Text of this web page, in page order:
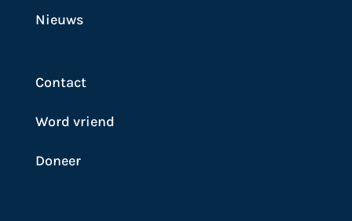
Nieuws
Contact
Word vriend
Doneer